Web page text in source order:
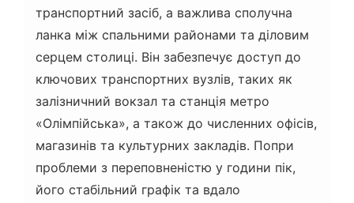
транспортний засіб, а важлива сполучна
ланка між спальними районами та діловим
серцем столиці. Він забезпечує доступ до
ключових транспортних вузлів, таких як
залізничний вокзал та станція метро
«Олімпійська», а також до численних офісів,
магазинів та культурних закладів. Попри
проблеми з переповненістю у години пік,
його стабільний графік та вдало